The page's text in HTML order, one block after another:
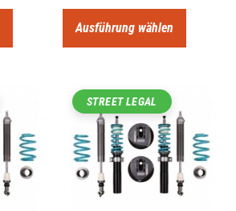
Ausführung wählen
STREET LEGAL